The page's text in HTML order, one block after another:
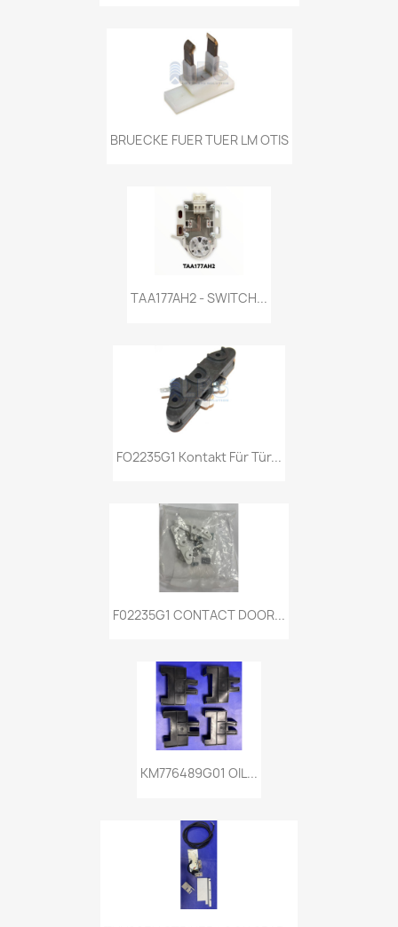
BRUECKE FUER TUER LM OTIS
TAA177AH2 - SWITCH...
FO2235G1 Kontakt Für Tür...
F02235G1 CONTACT DOOR...
KM776489G01 OIL...